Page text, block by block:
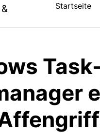
Startseite